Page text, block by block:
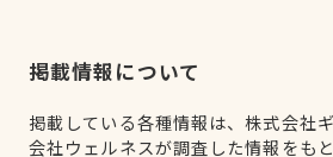
掲載情報について
掲載している各種情報は、株式会社
会社ウェルネスが調査した情報をも